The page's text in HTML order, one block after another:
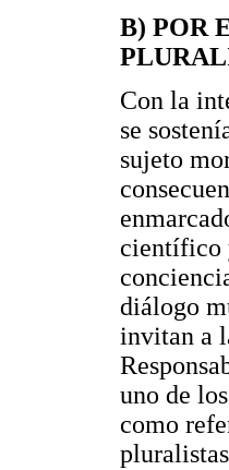
B) POR
Con la
se
sujeto
científico
diálogo
invitan a
uno de
como